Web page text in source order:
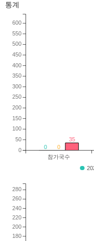
통계
0 0
35
참가국수
0
50
100
150
200
250
300
350
400
450
500
550
600
180
200
220
240
260
280